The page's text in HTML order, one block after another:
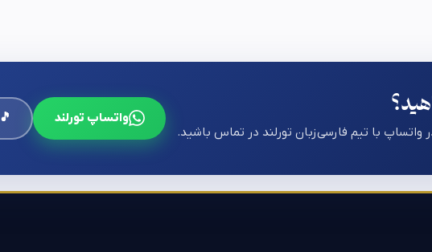
واتساپ با تیم فارسی‌زبان تورلند در تماس باشید.
واتساپ تورلند